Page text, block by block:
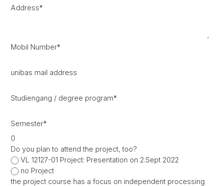
Address*
Mobil Number*
unibas mail address
Studiengang / degree program*
Semester*
Do you plan to attend the project, too?
VL 12127-01 Project: Presentation on 2.Sept 2022
no Project
the project course has a focus on independent processing